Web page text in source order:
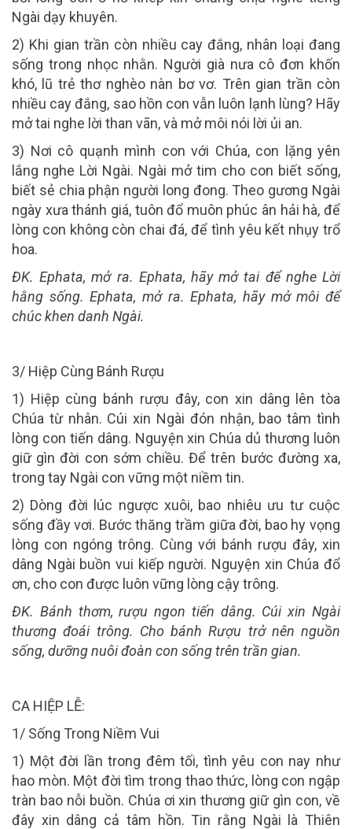
Ngài dạy khuyên.
2) Khi gian trần còn nhiều cay đắng, nhân loại đang
sống trong nhọc nhằn. Người già nưa cô đơn khốn
khó, lũ trẻ thơ nghèo nàn bơ vơ. Trên gian trần còn
nhiều cay đắng, sao hồn con vẫn luôn lạnh lùng? Hãy
mở tai nghe lời than vãn, và mở môi nói lời ủi an.
3) Nơi cô quạnh mình con với Chúa, con lặng yên
lắng nghe Lời Ngài. Ngài mở tim cho con biết sống,
biết sẻ chia phận người long đong. Theo gương Ngài
ngày xưa thánh giá, tuôn đổ muôn phúc ân hải hà, để
lòng con không còn chai đá, để tình yêu kết nhụy trổ
hoa.
ĐK. Ephata, mở ra. Ephata, hãy mở tai để nghe Lời
hằng sống. Ephata, mở ra. Ephata, hãy mở môi để
chúc khen danh Ngài.
3/ Hiệp Cùng Bánh Rượu
1) Hiệp cùng bánh rượu đây, con xin dâng lên tòa
Chúa từ nhân. Cúi xin Ngài đón nhận, bao tâm tình
lòng con tiến dâng. Nguyện xin Chúa dủ thương luôn
giữ gìn đời con sớm chiều. Để trên bước đường xa,
trong tay Ngài con vững một niềm tin.
2) Dòng đời lúc ngược xuôi, bao nhiêu ưu tư cuộc
sống đầy vơi. Bước thăng trầm giữa đời, bao hy vọng
lòng con ngóng trông. Cùng với bánh rượu đây, xin
dâng Ngài buồn vui kiếp người. Nguyện xin Chúa đổ
ơn, cho con được luôn vững lòng cậy trông.
ĐK. Bánh thơm, rượu ngon tiến dâng. Cúi xin Ngài
thương đoái trông. Cho bánh Rượu trở nên nguồn
sống, dưỡng nuôi đoàn con sống trên trần gian.
CA HIỆP LỄ:
1/ Sống Trong Niềm Vui
1) Một đời lần trong đêm tối, tình yêu con nay như
hao mòn. Một đời tìm trong thao thức, lòng con ngập
tràn bao nỗi buồn. Chúa ơi xin thương giữ gìn con, về
đây xin dâng cả tâm hồn. Tin rằng Ngài là Thiên